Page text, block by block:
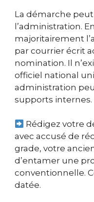
La démarche
l’administration.
majoritairement
par courrier écrit
nomination. Il
officiel national
administration
supports internes.
Rédigez votre
avec accusé de
grade, votre
d’entamer une
conventionnelle.
datée.